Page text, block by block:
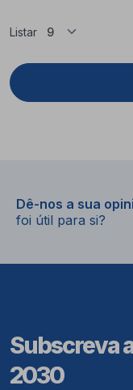
Listar
Dê-nos a sua
foi útil para si?
Subscreva
2030